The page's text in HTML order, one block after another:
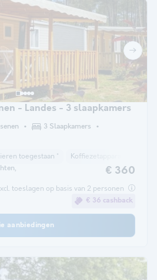
- Landes - 3 slaapkamers
3 Slaapkamers
toegestaan * Koffiezetapparaat
€ 360
toeslagen op basis van 2 personen
€ 36 cashback
aanbiedingen